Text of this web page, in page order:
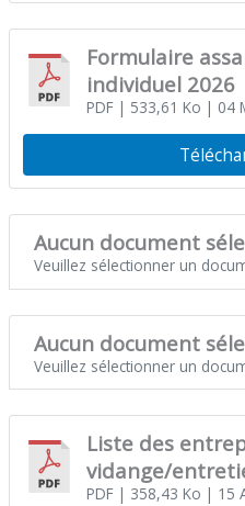
Formulaire
individuel 2026
PDF| 533,61 Ko | 04
Aucun document
Veuillez sélectionner un
Aucun document
Veuillez sélectionner un
Liste des
vidange/
PDF| 358,43 Ko | 15